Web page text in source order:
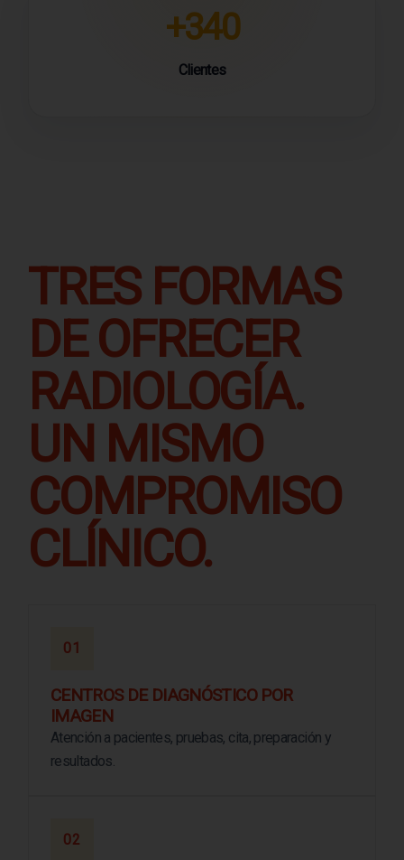
+340
Clientes
TRES FORMAS
DE OFRECER
RADIOLOGÍA.
UN MISMO
COMPROMISO
CLÍNICO.
01
CENTROS DE DIAGNÓSTICO POR
IMAGEN
Atención a pacientes, pruebas, cita, preparación y
resultados.
02